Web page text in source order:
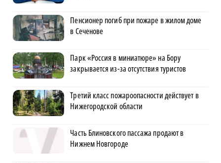
Пенсионер погиб при пожаре в жилом доме
в Сеченове
Парк «Россия в миниатюре» на Бору
закрывается из-за отсутствия туристов
Третий класс пожароопасности действует в
Нижегородской области
Часть Блиновского пассажа продают в
Нижнем Новгороде